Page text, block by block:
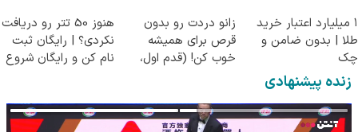
۱ میلیارد اعتبار خرید
طلا | بدون ضامن و
چک
زانو دردت رو بدون
قرص برای همیشه
خوب کن! (قدم اول،
هنوز 50 تتر رو دریافت
نکردی؟ | رایگان ثبت
نام کن و رایگان شروع
زنده پیشنهادی